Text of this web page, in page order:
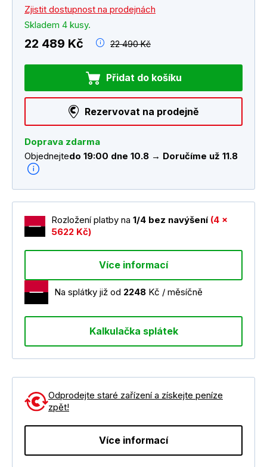
Zjistit dostupnost na prodejnách
Skladem 4 kusy.
22 489 Kč 22 490 Kč
Přidat do košíku
Rezervovat na prodejně
Doprava zdarma
Objednejtedo 19:00 dne 10.8 → Doručíme už 11.8
Rozložení platby na 1/4 bez navýšení (4 x
5622 Kč)
Více informací
Na splátky již od 2248 Kč / měsíčně
Kalkulačka splátek
Odprodejte staré zařízení a získejte peníze
zpět!
Více informací